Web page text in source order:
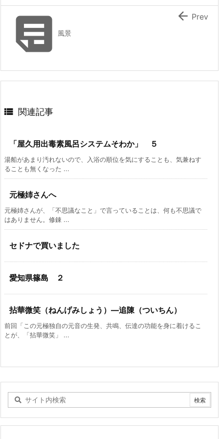
風景
 Prev
 関連記事
「屋久用出毒素風呂システムそわか」 ５
湯船があまり汚れないので、入浴の順位を気にすることも、気兼ねす
ることも無くなった ...
元極姉さんへ
元極姉さんが、「不思議なこと」で言っていることは、何も不思議で
はありません。修錬 ...
セドナで買いました
愛知県篠島 ２
拈華微笑（ねんげみしょう）―追陳（ついちん）
前回「この元極独自の元音の生発、共鳴、伝達の功能を身に着けるこ
とが、「拈華微笑」 ...